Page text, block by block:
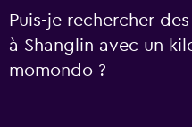
Puis-je rechercher
à Shanglin avec un
momondo ?